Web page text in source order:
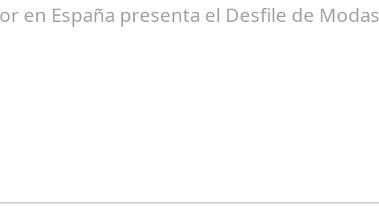
en España presenta el Desfile de